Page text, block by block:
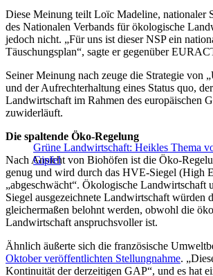
Diese Meinung teilt Loïc Madeline, nationaler
des Nationalen Verbands für ökologische
jedoch nicht. „Für uns ist dieser NSP ein
Täuschungsplan“, sagte er gegenüber
Seiner Meinung nach zeuge die Strategie von
und der Aufrechterhaltung eines Status quo,
Landwirtschaft im Rahmen des europäischen
zuwiderläuft.
Grüne Landwirtschaft: Heikles Thema
Gipfel
Die spaltende Öko-Regelung
Nach Ansicht von Biohöfen ist die Öko-
genug und wird durch das HVE-Siegel (High
„abgeschwächt“. Ökologische Landwirtschaft
Siegel ausgezeichnete Landwirtschaft würden
gleichermaßen belohnt werden, obwohl die
Landwirtschaft anspruchsvoller ist.
Ähnlich äußerte sich die französische
Oktober veröffentlichten Stellungnahme.
Kontinuität der derzeitigen GAP“, und es hat